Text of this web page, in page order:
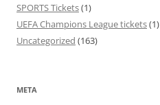
SPORTS Tickets(1)
UEFA Champions League tickets(1)
Uncategorized (163)
META